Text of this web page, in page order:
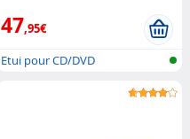
47,95€
Etui pour CD/DVD